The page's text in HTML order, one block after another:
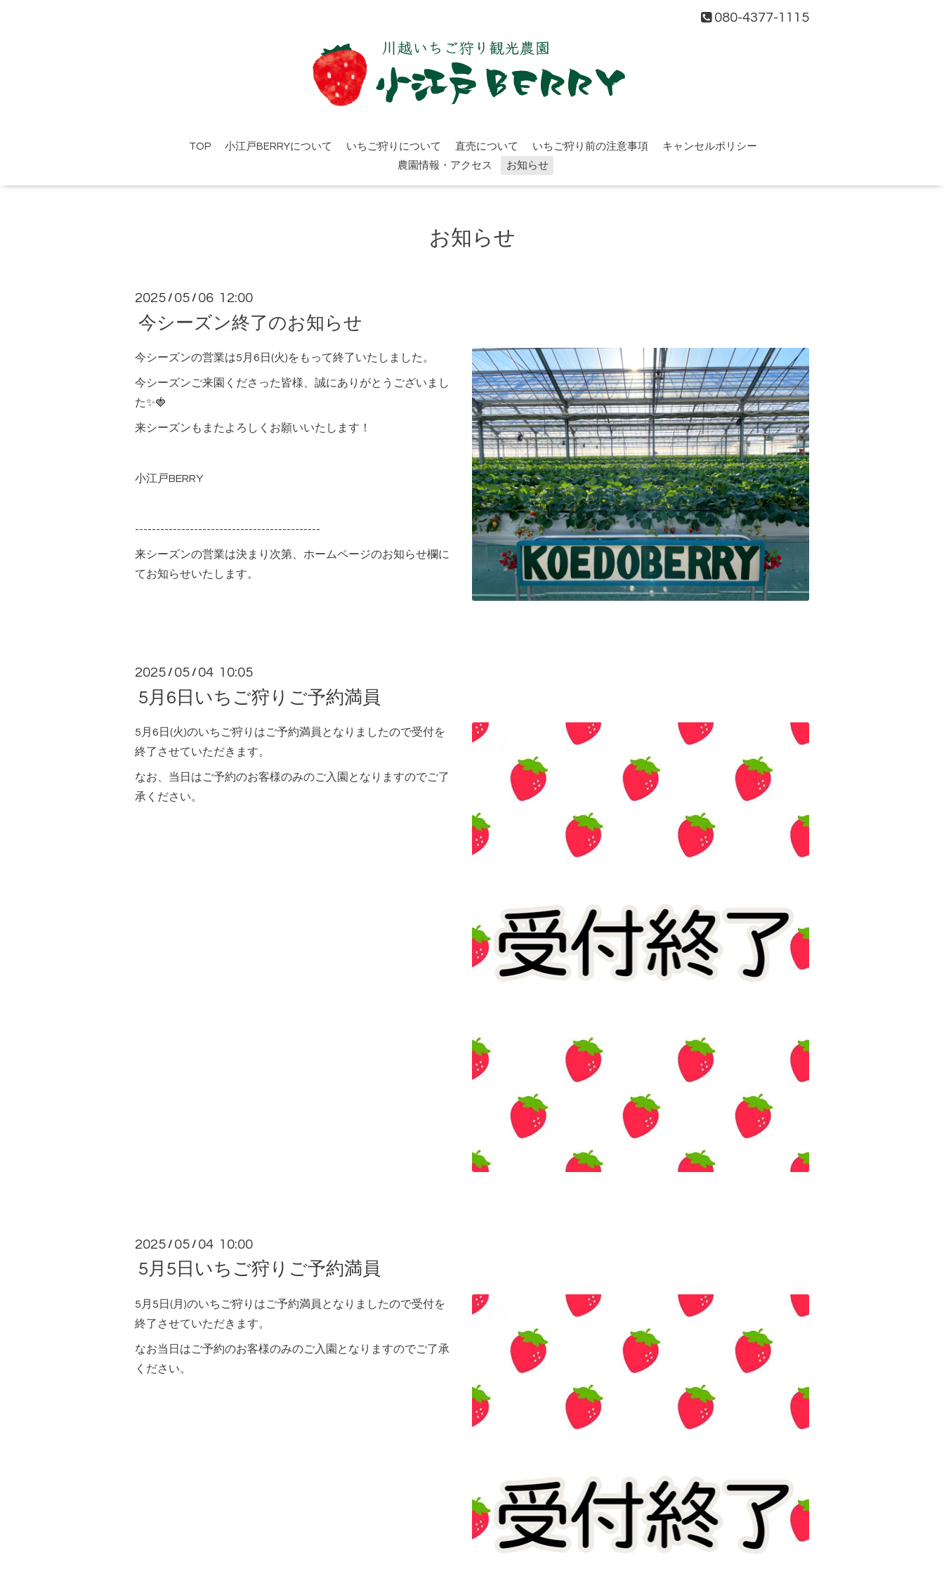
080-4377-1115
TOP 小江戸BERRYについて いちご狩りについて 直売について いちご狩り前の注意事項
キャンセルポリシー
農園情報・アクセス
お知らせ
お知らせ
2025 / 05 / 06 12:00
今シーズン終了のお知らせ
今シーズンの営業は5月6日(火)をもって終了いたしました。
今シーズンご来園くださった皆様、誠にありがとうございまし
た✨🍓
来シーズンもまたよろしくお願いいたします！
小江戸BERRY
--------------------------------------------
来シーズンの営業は決まり次第、ホームページのお知らせ欄に
てお知らせいたします。
2025 / 05 / 04 10:05
5月6日いちご狩りご予約満員
5月6日(火)のいちご狩りはご予約満員となりましたので受付を
終了させていただきます。
なお、当日はご予約のお客様のみのご入園となりますのでご了
承ください。
2025 / 05 / 04 10:00
5月5日いちご狩りご予約満員
5月5日(月)のいちご狩りはご予約満員となりましたので受付を
終了させていただきます。
なお当日はご予約のお客様のみのご入園となりますのでご了承
ください。